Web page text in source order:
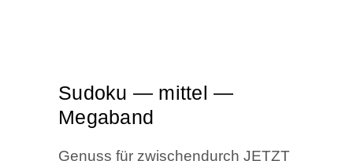
Sudo­ku — mit­tel —
Megaband
Genuss für zwi­schen­durch JETZT